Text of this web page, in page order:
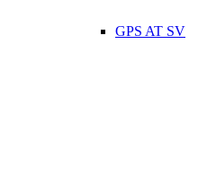
GPS AT SV